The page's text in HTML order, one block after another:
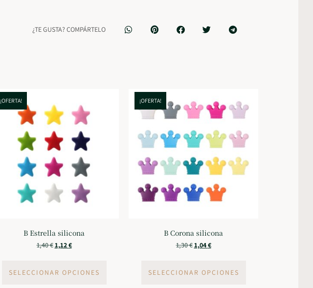
¿TE GUSTA? COMPÁRTELO
¡OFERTA!
B Estrella silicona
1,40€1,12€
SELECCIONAR OPCIONES
¡OFERTA!
B Corona silicona
1,30€1,04€
SELECCIONAR OPCIONES